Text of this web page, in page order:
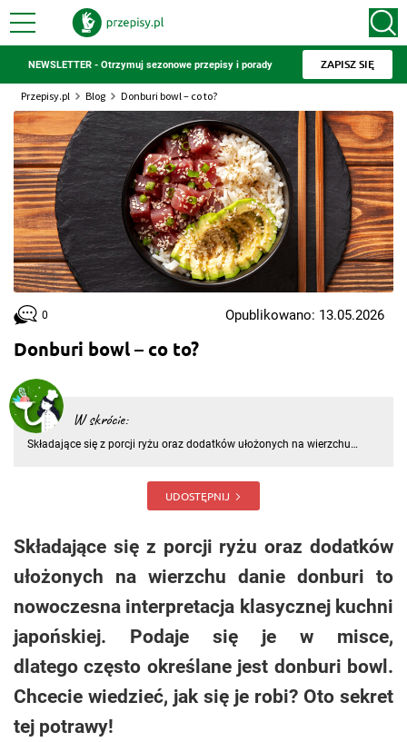
NEWSLETTER - Otrzymuj sezonowe przepisy i porady ZAPISZ SIĘ
Przepisy.pl Blog Donburi bowl – co to?
Donburi bowl – co to?
W skrócie:
Składające się z porcji ryżu oraz dodatków ułożonych na wierzchu
bowl. Chcecie wiedzieć, jak się je robi?
UDOSTĘPNIJ
0 Opublikowano: 13.05.2026
Składające się z porcji ryżu oraz dodatków
ułożonych na wierzchu danie donburi to
nowoczesna interpretacja klasycznej kuchni
japońskiej. Podaje się je w misce,
dlatego często określane jest donburi bowl.
Chcecie wiedzieć, jak się je robi? Oto sekret
tej potrawy!